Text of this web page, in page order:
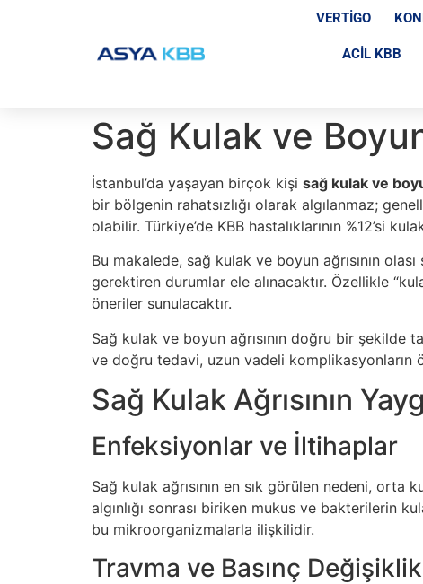
VERTIGO
ACIL KBB
Sağ Kulak ve
İstanbul’da yaşayan birçok kişi sağ kulak ve
bir bölgenin rahatsızlığı olarak algılanmaz;
olabilir. Türkiye’de KBB hastalıklarının %12’si
Bu makalede, sağ kulak ve boyun ağrısının
gerektiren durumlar ele alınacaktır. Özellikle
öneriler sunulacaktır.
Sağ kulak ve boyun ağrısının doğru bir şekilde
ve doğru tedavi, uzun vadeli komplikasyonların
Sağ Kulak Ağrısının
Enfeksiyonlar ve İltihaplar
Sağ kulak ağrısının en sık görülen nedeni,
algınlığı sonrası biriken mukus ve bakterilerin
bu mikroorganizmalarla ilişkilidir.
Travma ve Basınç